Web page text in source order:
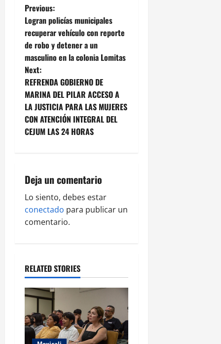
P
o
s
t
n
a
v
g
a
t
o
n
Previous:
Logran policías municipales
recuperar vehículo con reporte
de robo y detener a un
masculino en la colonia Lomitas
Next:
REFRENDA GOBIERNO DE
MARINA DEL PILAR ACCESO A
LA JUSTICIA PARA LAS MUJERES
CON ATENCIÓN INTEGRAL DEL
CEJUM LAS 24 HORAS
Deja un comentario
Lo siento, debes estar
conectado para publicar un
comentario.
RELATED STORIES